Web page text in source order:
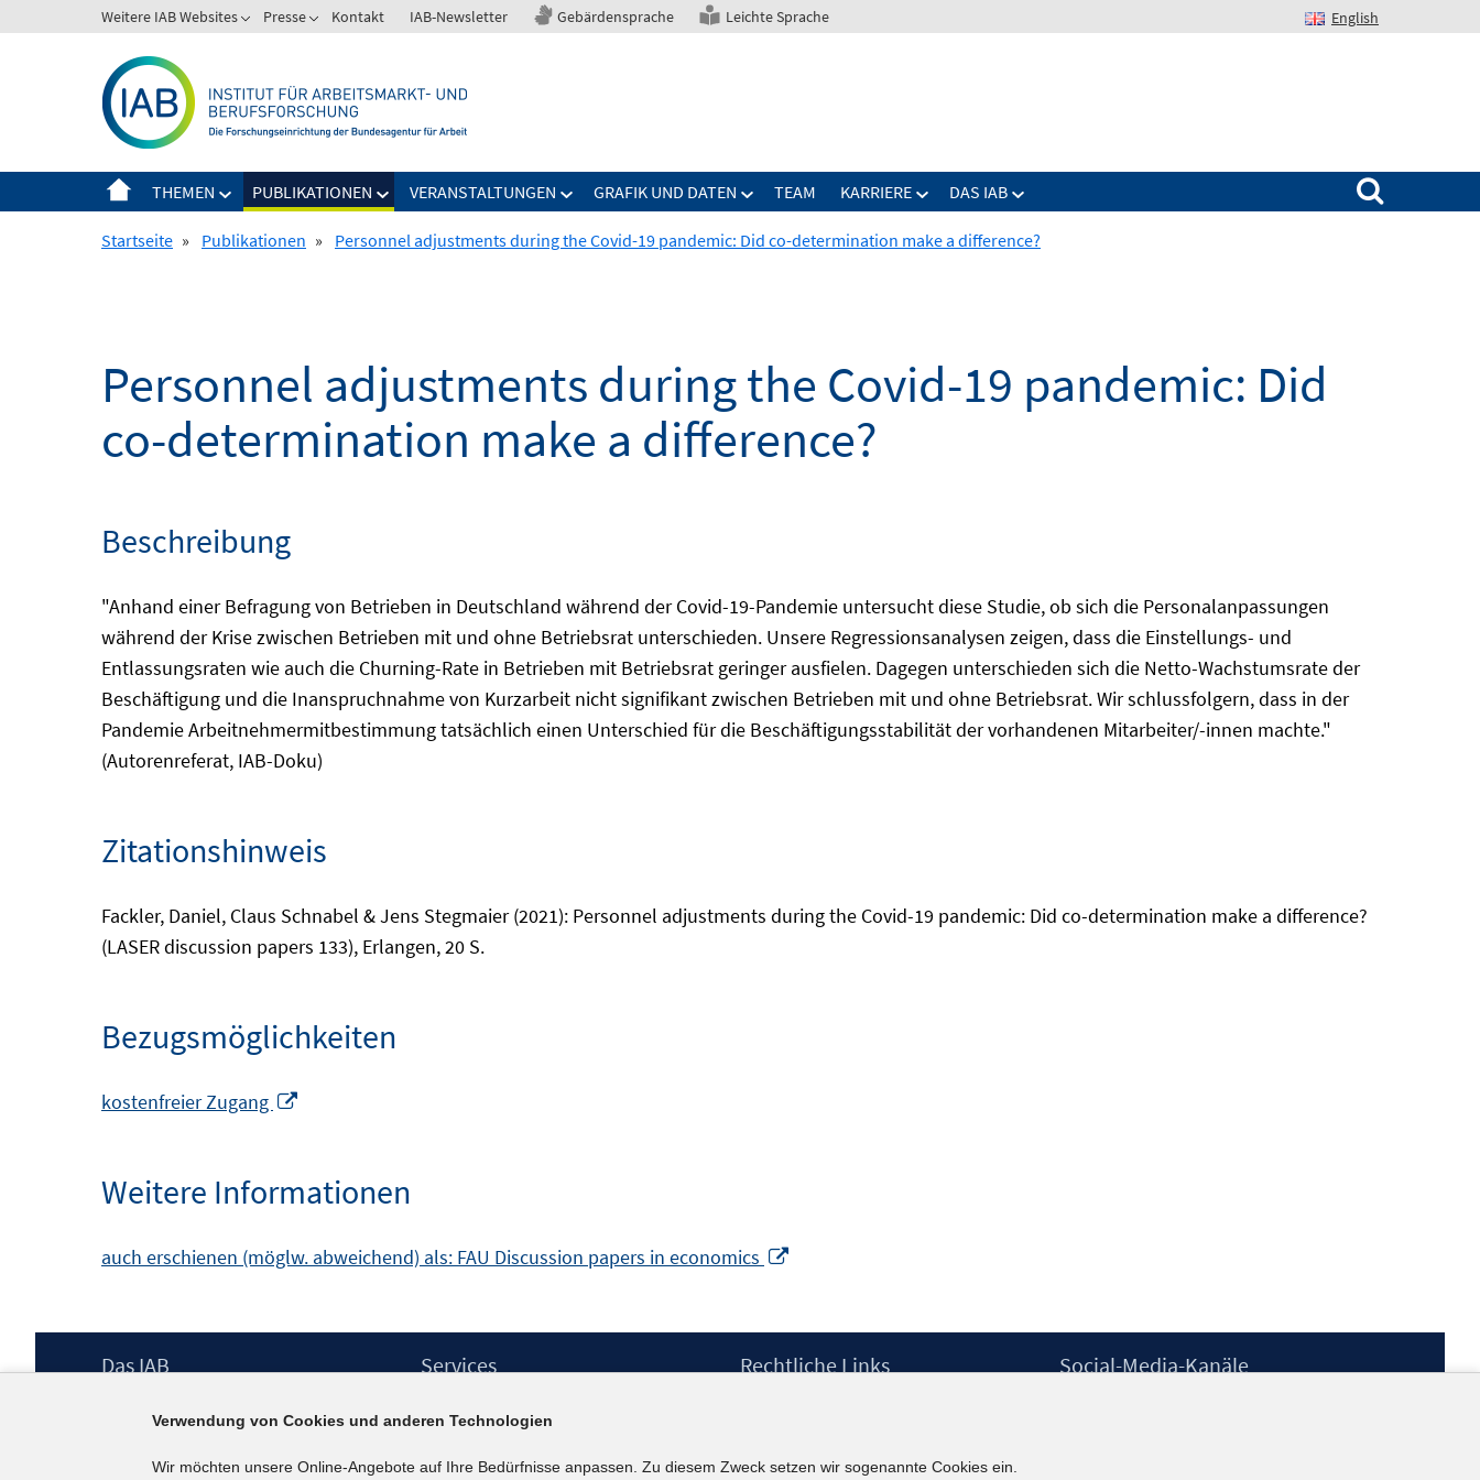
zum
Weitere IAB Websites Presse Kontakt IAB-Newsletter Gebärdensprache Leichte Sprache English
THEMEN PUBLIKATIONEN VERANSTALTUNGEN GRAFIK UND DATEN TEAM KARRIERE DAS IAB
Suchen nach:
Startseite » Publikationen » Personnel adjustments during the Covid-19 pandemic: Did co-determination make a difference?
Personnel adjustments during the Covid-19 pandemic: Did
co-determination make a difference?
Beschreibung
"Anhand einer Befragung von Betrieben in Deutschland während der Covid-19-Pandemie untersucht diese Studie, ob sich die Personalanpassungen
während der Krise zwischen Betrieben mit und ohne Betriebsrat unterschieden. Unsere Regressionsanalysen zeigen, dass die Einstellungs- und
Entlassungsraten wie auch die Churning-Rate in Betrieben mit Betriebsrat geringer ausfielen. Dagegen unterschieden sich die Netto-Wachstumsrate der
Beschäftigung und die Inanspruchnahme von Kurzarbeit nicht signifikant zwischen Betrieben mit und ohne Betriebsrat. Wir schlussfolgern, dass in der
Pandemie Arbeitnehmermitbestimmung tatsächlich einen Unterschied für die Beschäftigungsstabilität der vorhandenen Mitarbeiter/-innen machte."
(Autorenreferat, IAB-Doku)
Zitationshinweis
Fackler, Daniel, Claus Schnabel & Jens Stegmaier (2021): Personnel adjustments during the Covid-19 pandemic: Did co-determination make a difference?
(LASER discussion papers 133), Erlangen, 20 S.
Bezugsmöglichkeiten
kostenfreier Zugang
öffnen
Weitere Informationen
auch erschienen (möglw. abweichend) als: FAU Discussion papers in economics
Footer
Das IAB
Berufsforschung (IAB) – unser Leitbild
Institutsleitung
Services
IAB-Newsletter
Kontakt
Rechtliche Links
Erklärung zur Barrierefreiheit
Social-Media-Kanäle
Verwendung von Cookies und anderen Technologien
Wir möchten unsere Online-Angebote auf Ihre Bedürfnisse anpassen. Zu diesem Zweck setzen wir sogenannte Cookies ein.